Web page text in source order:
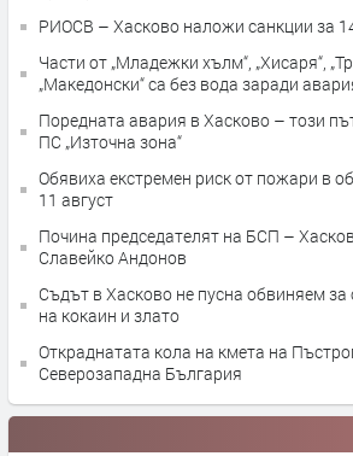
РИОСВ – Хасково наложи санкции за
Части от „Младежки хълм“, „Хисаря“,
„Македонски“ са без вода заради
Поредната авария в Хасково – този
ПС „Източна зона“
Обявиха екстремен риск от пожари в
11 август
Почина председателят на БСП –
Славейко Андонов
Съдът в Хасково не пусна обвиняем за
на кокаин и злато
Откраднатата кола на кмета на
Северозападна България